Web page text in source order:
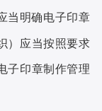
当明确电子印章
）应当按照要求
子印章制作管理